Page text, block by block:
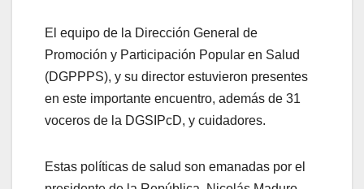
El equipo de la Dirección General de
Promoción y Participación Popular en Salud
(DGPPPS), y su director estuvieron presentes
en este importante encuentro, además de 31
voceros de la DGSIPcD, y cuidadores.
Estas políticas de salud son emanadas por el